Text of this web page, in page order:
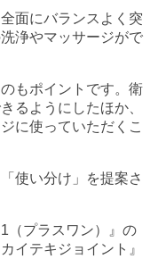
面にバランスよく突
浄やマッサージがで
もポイントです。衛
るようにしたほか、
に使っていただくこ
使い分け」を提案さ
（プラスワン）』の
イテキジョイント』